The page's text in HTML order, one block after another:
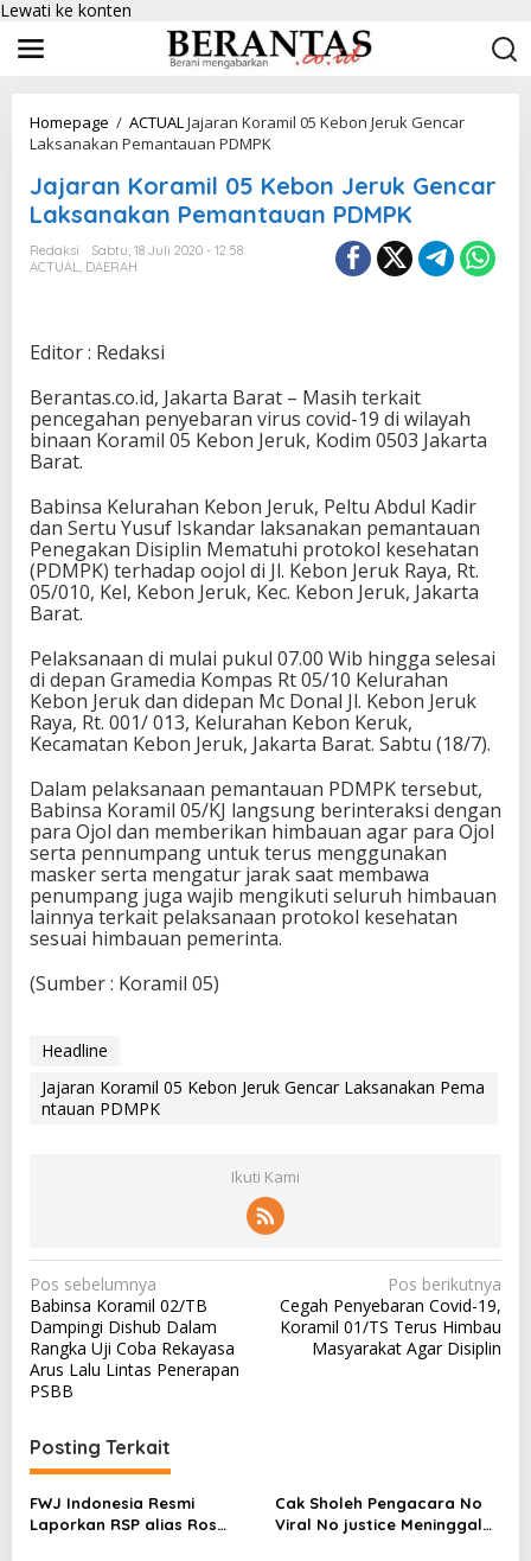
Lewati ke konten
Homepage / ACTUALJajaran Koramil 05 Kebon Jeruk Gencar
Laksanakan Pemantauan PDMPK
Jajaran Koramil 05 Kebon Jeruk Gencar
Laksanakan Pemantauan PDMPK
Redaksi
Sabtu, 18 Juli 2020 - 12:58
ACTUAL, DAERAH
Editor : Redaksi
Berantas.co.id, Jakarta Barat – Masih terkait
pencegahan penyebaran virus covid-19 di wilayah
binaan Koramil 05 Kebon Jeruk, Kodim 0503 Jakarta
Barat.
Babinsa Kelurahan Kebon Jeruk, Peltu Abdul Kadir
dan Sertu Yusuf Iskandar laksanakan pemantauan
Penegakan Disiplin Mematuhi protokol kesehatan
(PDMPK) terhadap oojol di Jl. Kebon Jeruk Raya, Rt.
05/010, Kel, Kebon Jeruk, Kec. Kebon Jeruk, Jakarta
Barat.
Pelaksanaan di mulai pukul 07.00 Wib hingga selesai
di depan Gramedia Kompas Rt 05/10 Kelurahan
Kebon Jeruk dan didepan Mc Donal Jl. Kebon Jeruk
Raya, Rt. 001/ 013, Kelurahan Kebon Keruk,
Kecamatan Kebon Jeruk, Jakarta Barat. Sabtu (18/7).
Dalam pelaksanaan pemantauan PDMPK tersebut,
Babinsa Koramil 05/KJ langsung berinteraksi dengan
para Ojol dan memberikan himbauan agar para Ojol
serta pennumpang untuk terus menggunakan
masker serta mengatur jarak saat membawa
penumpang juga wajib mengikuti seluruh himbauan
lainnya terkait pelaksanaan protokol kesehatan
sesuai himbauan pemerinta.
(Sumber : Koramil 05)
Headline
Jajaran Koramil 05 Kebon Jeruk Gencar Laksanakan Pema
ntauan PDMPK
Ikuti Kami
N
a
v
i
a
s
i
Pos sebelumnya
Babinsa Koramil 02/TB
Dampingi Dishub Dalam
Rangka Uji Coba Rekayasa
Arus Lalu Lintas Penerapan
PSBB
Pos berikutnya
Cegah Penyebaran Covid-19,
Koramil 01/TS Terus Himbau
Masyarakat Agar Disiplin
Posting Terkait
FWJ Indonesia Resmi
Laporkan RSP alias Ros
Cak Sholeh Pengacara No
Viral No justice Meninggal